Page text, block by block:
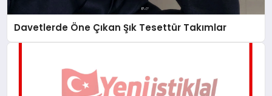
Davetlerde Öne Çıkan Şık Tesettür Takımlar